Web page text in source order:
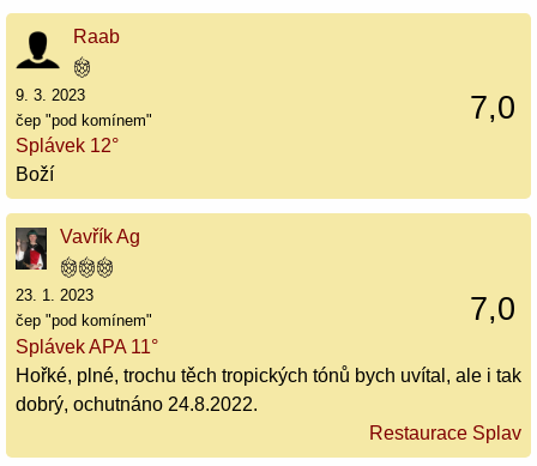
Raab
7,0
9. 3. 2023
čep "pod komínem"
Splávek 12°
Boží
Vavřík Ag
7,0
23. 1. 2023
čep "pod komínem"
Splávek APA 11°
Hořké, plné, trochu těch tropických tónů bych uvítal, ale i tak
dobrý, ochutnáno 24.8.2022.
Restaurace Splav